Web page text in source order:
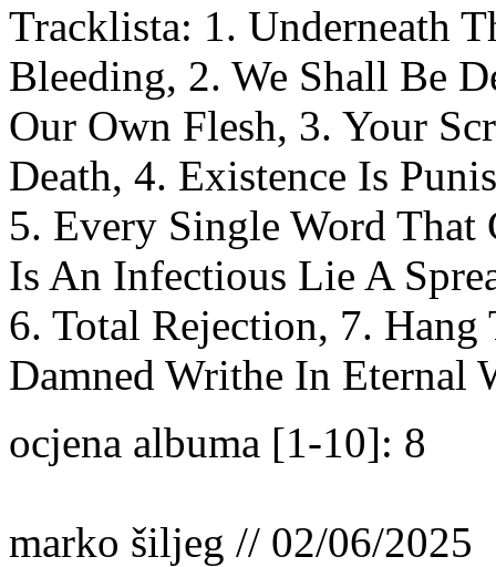
Tracklista: 1. Underneath
Bleeding, 2. We Shall Be
Our Own Flesh, 3. Your
Death, 4. Existence Is
5. Every Single Word
Is An Infectious Lie A
6. Total Rejection, 7.
Damned Writhe In Eternal
ocjena albuma [1-10]: 8
marko šiljeg // 02/06/2025